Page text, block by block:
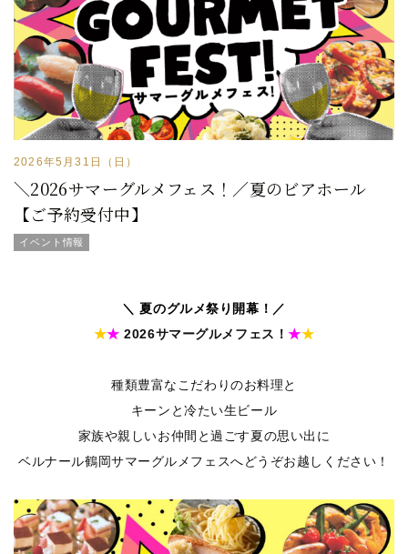
2026年5月31日（日）
＼2026サマーグルメフェス！／夏のビアホール
【ご予約受付中】
イベント情報
＼ 夏のグルメ祭り開幕！／
★★ 2026サマーグルメフェス！★★
種類豊富なこだわりのお料理と
キーンと冷たい生ビール
家族や親しいお仲間と過ごす夏の思い出に
ベルナール鶴岡サマーグルメフェスへどうぞお越しください！